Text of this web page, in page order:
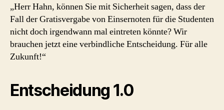
„Herr Hahn, können Sie mit Sicherheit sagen, dass der
Fall der Gratisvergabe von Einsernoten für die Studenten
nicht doch irgendwann mal eintreten könnte? Wir
brauchen jetzt eine verbindliche Entscheidung. Für alle
Zukunft!“
Entscheidung 1.0